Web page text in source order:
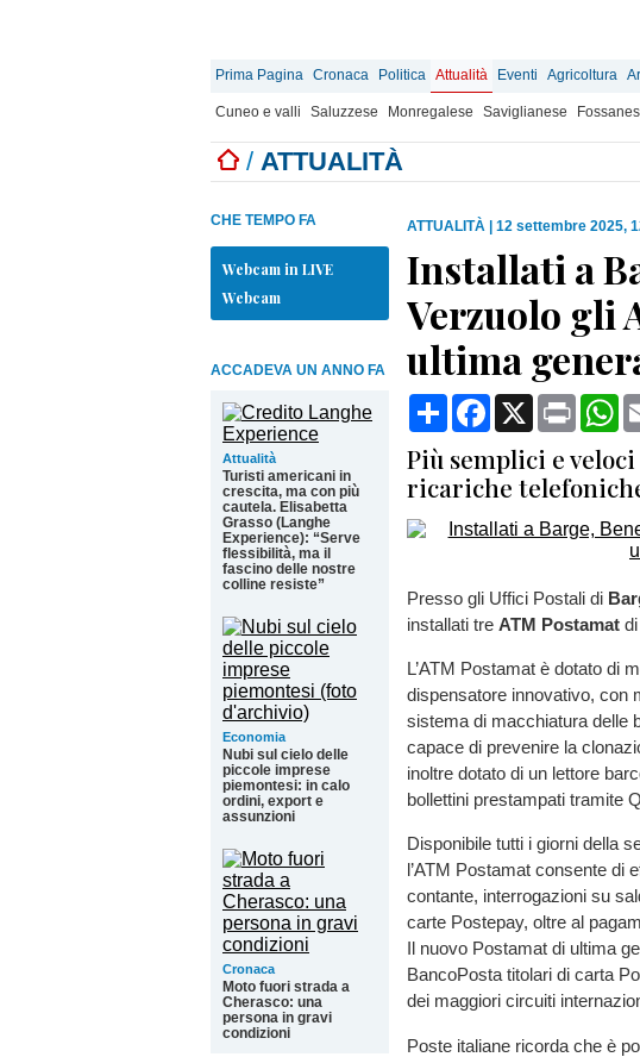
Prima Pagina Cronaca Politica Attualità Eventi Agricoltura
Cuneo e valli Saluzzese Monregalese Saviglianese
/ ATTUALITÀ
CHE TEMPO FA
Webcam in LIVE
Webcam
ACCADEVA UN ANNO FA
Attualità
Turisti americani in
crescita, ma con più
cautela. Elisabetta
Grasso (Langhe
Experience): “Serve
flessibilità, ma il
fascino delle nostre
colline resiste”
Economia
Nubi sul cielo delle
piccole imprese
piemontesi: in calo
ordini, export e
assunzioni
Cronaca
Moto fuori strada a
Cherasco: una
persona in gravi
condizioni
ATTUALITÀ 12 settembre 2025,
Installati a
Verzuolo gli
ultima
CondividiFacebook
X Print
Più semplici e
ricariche
Presso gli Uffici Postali di
installati tre ATM Postamat
L’ATM Postamat è dotato di
dispensatore innovativo, con
sistema di macchiatura delle
capace di prevenire la
inoltre dotato di un lettore
bollettini prestampati tramite
Disponibile tutti i giorni della
l’ATM Postamat consente di
contante, interrogazioni su
carte Postepay, oltre al
Il nuovo Postamat di ultima
BancoPosta titolari di carta
dei maggiori circuiti
Poste italiane ricorda che è